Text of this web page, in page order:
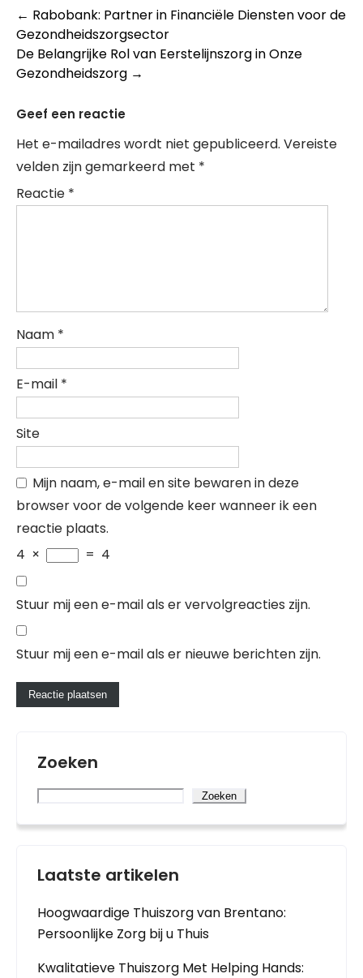
Post
navigation
← Rabobank: Partner in Financiële Diensten voor de
Gezondheidszorgsector
De Belangrijke Rol van Eerstelijnszorg in Onze
Gezondheidszorg →
Geef een reactie
Het e-mailadres wordt niet gepubliceerd. Vereiste
velden zijn gemarkeerd met *
Reactie *
Naam *
E-mail *
Site
Mijn naam, e-mail en site bewaren in deze
browser voor de volgende keer wanneer ik een
reactie plaats.
4 × = 4
Stuur mij een e-mail als er vervolgreacties zijn.
Stuur mij een e-mail als er nieuwe berichten zijn.
Zoeken
Zoeken
Laatste artikelen
Hoogwaardige Thuiszorg van Brentano:
Persoonlijke Zorg bij u Thuis
Kwalitatieve Thuiszorg Met Helping Hands: